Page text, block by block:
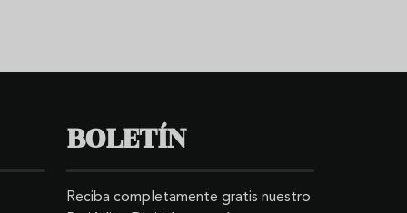
BOLETÍN
Reciba completamente gratis nuestro